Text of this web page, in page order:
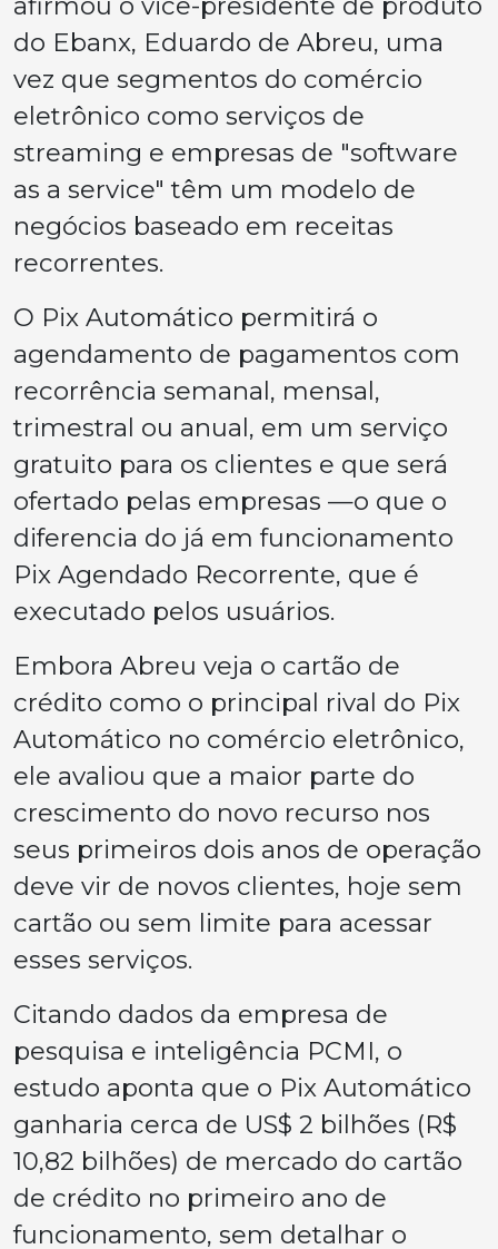
do Ebanx, Eduardo de Abreu, uma
vez que segmentos do comércio
eletrônico como serviços de
streaming e empresas de "software
as a service" têm um modelo de
negócios baseado em receitas
recorrentes.
O Pix Automático permitirá o
agendamento de pagamentos com
recorrência semanal, mensal,
trimestral ou anual, em um serviço
gratuito para os clientes e que será
ofertado pelas empresas —o que o
diferencia do já em funcionamento
Pix Agendado Recorrente, que é
executado pelos usuários.
Embora Abreu veja o cartão de
crédito como o principal rival do Pix
Automático no comércio eletrônico,
ele avaliou que a maior parte do
crescimento do novo recurso nos
seus primeiros dois anos de operação
deve vir de novos clientes, hoje sem
cartão ou sem limite para acessar
esses serviços.
Citando dados da empresa de
pesquisa e inteligência PCMI, o
estudo aponta que o Pix Automático
ganharia cerca de US$ 2 bilhões (R$
10,82 bilhões) de mercado do cartão
de crédito no primeiro ano de
funcionamento, sem detalhar o